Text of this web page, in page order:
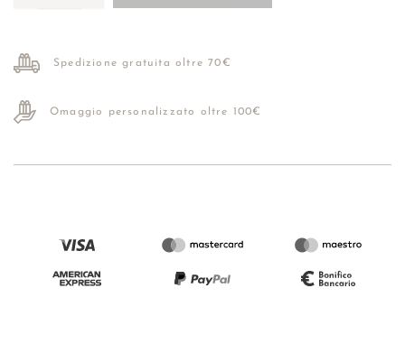
Spedizione gratuita oltre 70€
Omaggio personalizzato oltre 100€